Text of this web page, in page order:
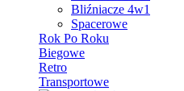
Bliźniacze 4w1
Spacerowe
Rok Po Roku
Biegowe
Retro
Transportowe